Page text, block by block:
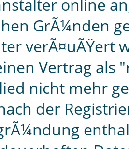
online
GrÃ¼nden
verÃ¤uÃŸert
Vertrag als
nicht mehr
der